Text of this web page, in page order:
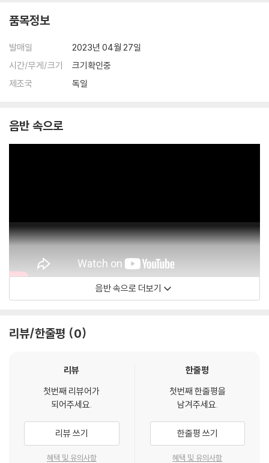
품목정보
발매일
2023년 04월 27일
시간/무게/크기
크기확인중
제조국
독일
음반 속으로
음반 속으로 더보기
리뷰/한줄평 0
리뷰
첫번째 리뷰어가
되어주세요.
리뷰 쓰기
혜택 및 유의사항
한줄평
첫번째 한줄평을
남겨주세요.
한줄평 쓰기
혜택 및 유의사항